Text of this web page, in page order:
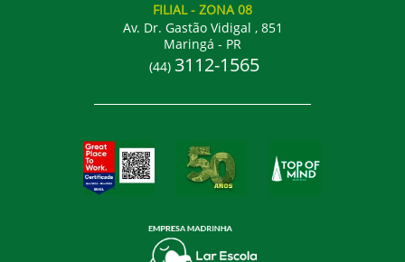
FILIAL- ZONA 08
Av. Dr. Gastão Vidigal , 851
Maringá - PR
(44) 3112-1565